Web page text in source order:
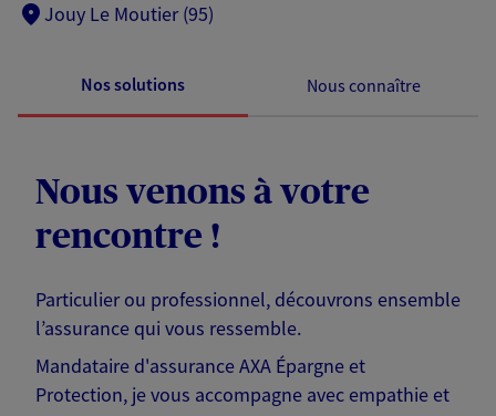
Jouy Le Moutier (95)
Nos solutions Nous connaître
Nous venons à votre
rencontre !
Particulier ou professionnel, découvrons ensemble
l’assurance qui vous ressemble.
Mandataire d'assurance AXA Épargne et
Protection, je vous accompagne avec empathie et